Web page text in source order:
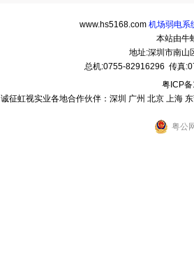
www.hs5168.com 机场弱电系
本站由牛
地址:深圳市南山
总机:0755-82916296 传真
粤ICP
诚征虹视实业各地合作伙伴：深圳 广州 北京 上海
粤公